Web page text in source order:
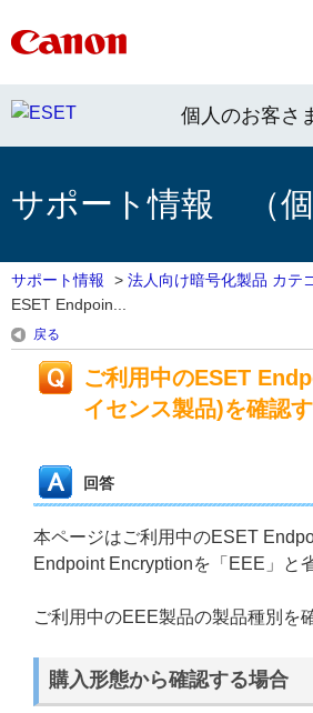
個人のお客さ
サポート情報 （
サポート情報 > 法人向け暗号化製品 カテ
ESET Endpoin...
戻る
ご利用中のESET
イセンス製品)を確認
回答
本ページはご利用中のESET
Endpoint Encryptionを「EEE」と
ご利用中のEEE製品の製品種別を
購入形態から確認する場合